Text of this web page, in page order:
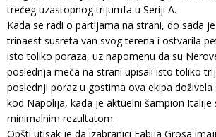
trećeg uzastopnog trijumfa u Seriji A.
Kada se radi o partijama na strani, do sada
trinaest susreta van svog terena i ostvarila
isto toliko poraza, uz napomenu da su
poslednja meča na strani upisali isto toliko
poslednji poraz u gostima ova ekipa
kod Napolija, kada je aktuelni šampion Italije
minimalnim rezultatom.
Opšti utisak je da izabranici Fabija Grosa